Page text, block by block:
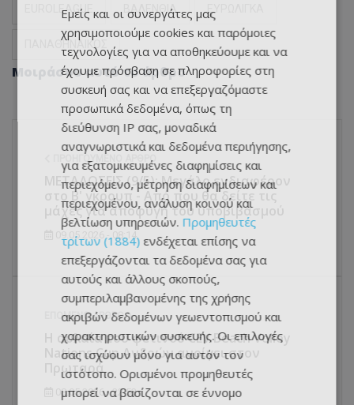
EUROLEAGUE ΒΑΛΕΝΘΙΑ
ΠΑΝΑΘΗΝΑΙΚΟΣ
Μοιράσου αυτό το άρθρο
ΠΡΟΗΓΟΎΜΕΝΟ ΆΡΘΡΟ
ΜΕΤΑΔΟΣΕΙΣ (9/5): Μεγάλο ενδιαφέρον
στο Β' γκρουπ - Από που θα δείτε τις
μάχες για αποφυγή του υποβιβασμού
09.05.2026 - 08:14
ΕΠΌΜΕΝΟ ΆΡΘΡΟ
Η αυλαία του φετινού CEV Beach Volley
Nations Cup Ανδρών ανοίγει στον
Πρωταρά
08.05.2026 - 22:53
Εμείς και οι συνεργάτες μας
χρησιμοποιούμε cookies και παρόμοιες
τεχνολογίες για να αποθηκεύουμε και να
έχουμε πρόσβαση σε πληροφορίες στη
συσκευή σας και να επεξεργαζόμαστε
προσωπικά δεδομένα, όπως τη
διεύθυνση IP σας, μοναδικά
αναγνωριστικά και δεδομένα περιήγησης,
για εξατομικευμένες διαφημίσεις και
περιεχόμενο, μέτρηση διαφημίσεων και
περιεχομένου, ανάλυση κοινού και
βελτίωση υπηρεσιών. Προμηθευτές
τρίτων (1884) ενδέχεται επίσης να
επεξεργάζονται τα δεδομένα σας για
αυτούς και άλλους σκοπούς,
συμπεριλαμβανομένης της χρήσης
ακριβών δεδομένων γεωεντοπισμού και
χαρακτηριστικών συσκευής. Οι επιλογές
σας ισχύουν μόνο για αυτόν τον
ιστότοπο. Ορισμένοι προμηθευτές
μπορεί να βασίζονται σε έννομο